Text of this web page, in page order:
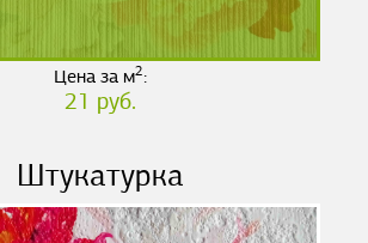
Цена за м2:
21 руб.
Штукатурка